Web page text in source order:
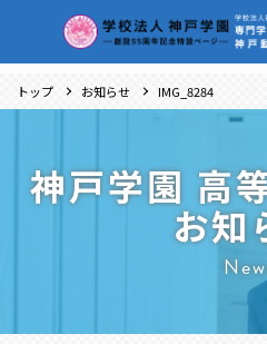
トップ お知らせ IMG_8284
神戸学園 高
お知